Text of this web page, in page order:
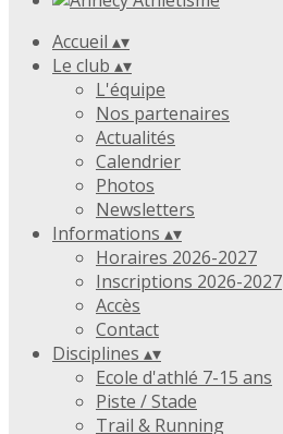
Accueil ▴▾
Le club ▴▾
L'équipe
Nos partenaires
Actualités
Calendrier
Photos
Newsletters
Informations ▴▾
Horaires 2026-2027
Inscriptions 2026-2027
Accès
Contact
Disciplines ▴▾
Ecole d'athlé 7-15 ans
Piste / Stade
Trail & Running